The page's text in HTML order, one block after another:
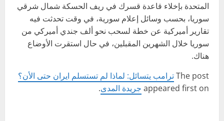
المتحدة بإخلاء قاعدة قسرك في ريف الحسكة شمال شرقي
سوريا، بحسب وسائل إعلام سورية، في وقت تحدثت فيه
تقارير أميركية عن خطة لسحب نحو ألف جندي أميركي من
سوريا خلال الشهرين المقبلين، في حال استقرت الأوضاع
هناك.
The postترامب يتسائل: لماذا لم تستسلم ايران حتى الأن؟
appeared first on جريدة المدى.